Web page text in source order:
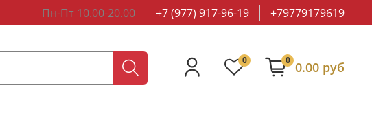
Пн-Пт 10.00-20.00 +7 (977) 917-96-19 +79779179619
0 0 0.00 руб